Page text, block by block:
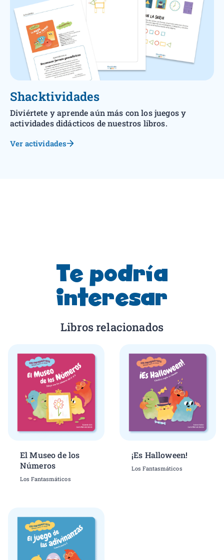
Shacktividades
Diviértete y aprende aún más con los juegos y
actividades didácticos de nuestros libros.
Ver actividades
Te podría
interesar
Libros relacionados
El Museo de los
Números
Los Fantasmáticos
¡Es Halloween!
Los Fantasmáticos